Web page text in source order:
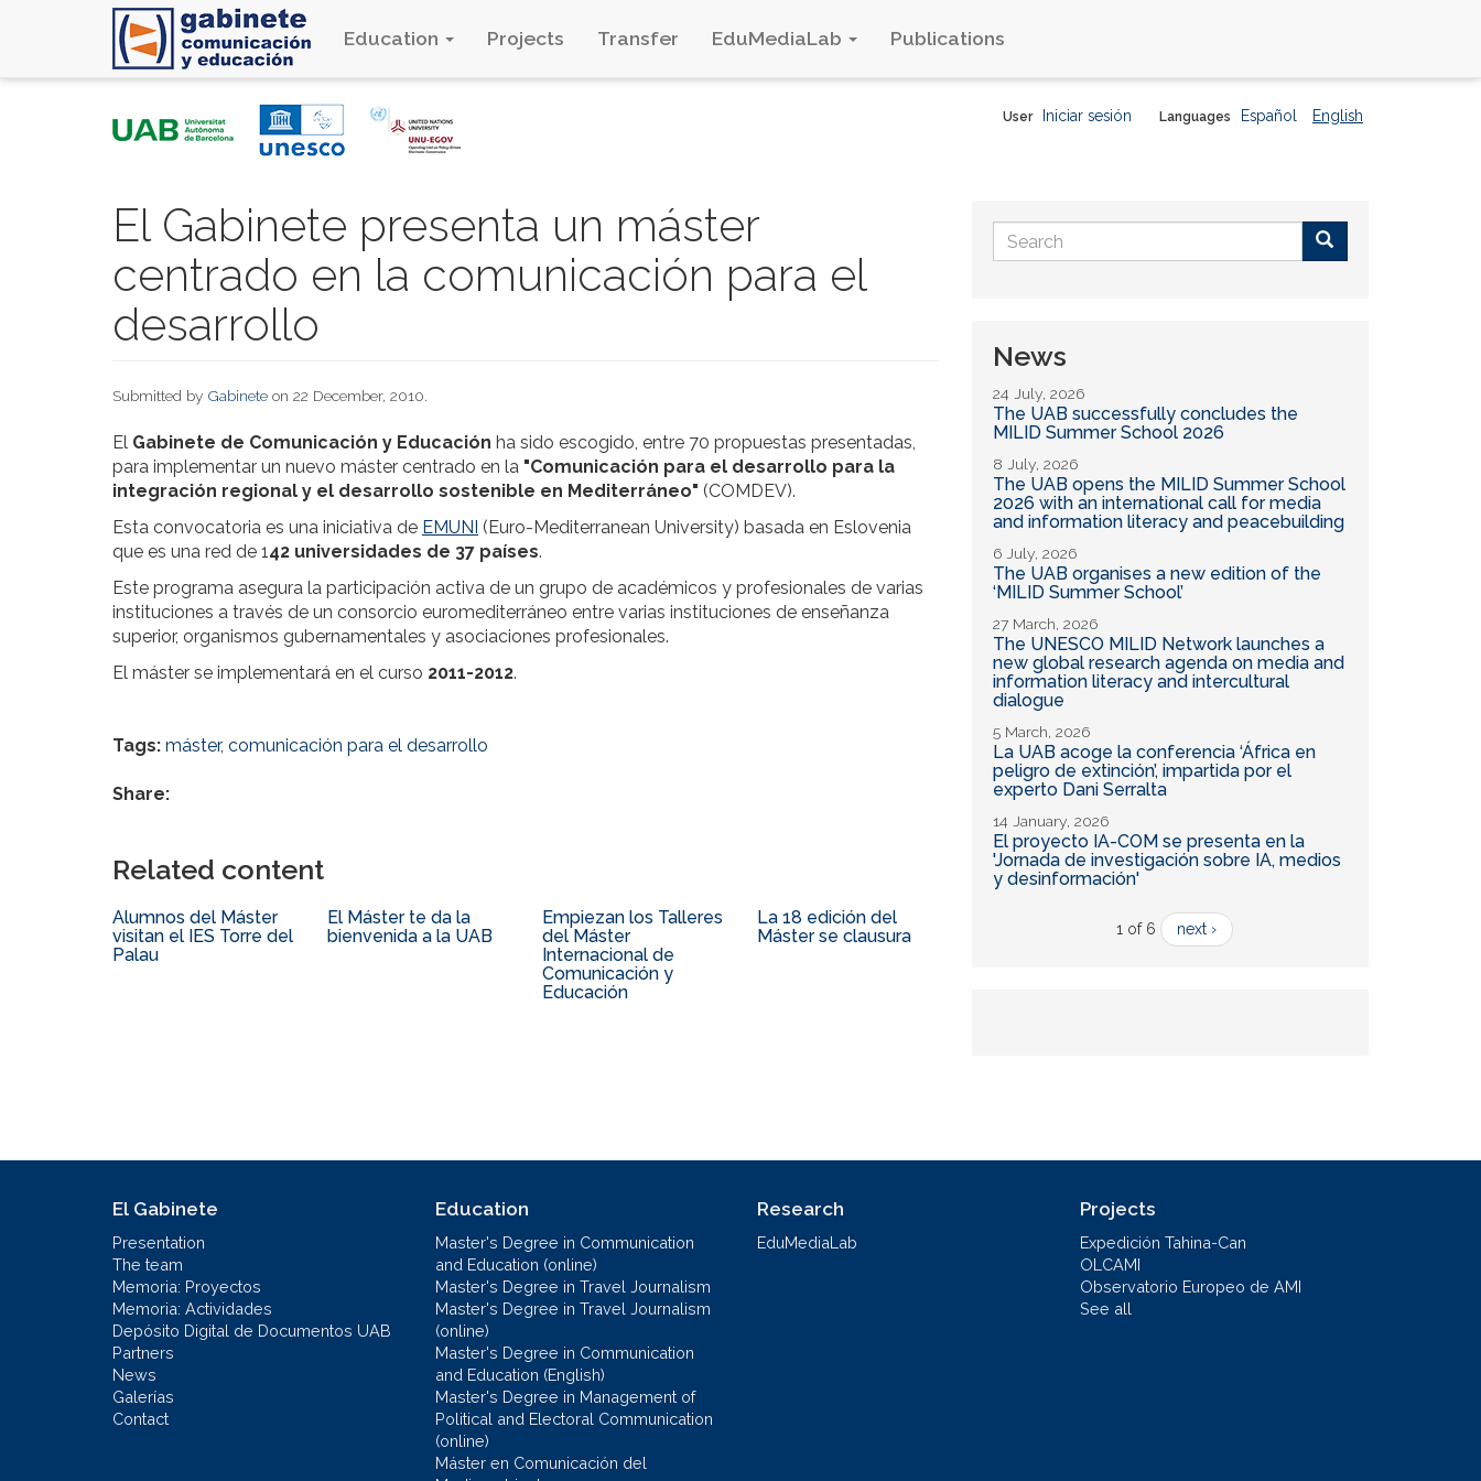
Education Projects Transfer EduMediaLab Publications
Languages Español English
User Iniciar sesión
El Gabinete presenta un máster
centrado en la comunicación para el
desarrollo
Submitted by Gabinete on 22 December, 2010.
El Gabinete de Comunicación y Educación ha sido escogido, entre 70 propuestas presentadas,
para implementar un nuevo máster centrado en la "Comunicación para el desarrollo para la
integración regional y el desarrollo sostenible en Mediterráneo" (COMDEV).
Esta convocatoria es una iniciativa de EMUNI (Euro-Mediterranean University) basada en Eslovenia
que es una red de 142 universidades de 37 países.
Este programa asegura la participación activa de un grupo de académicos y profesionales de varias
instituciones a través de un consorcio euromediterráneo entre varias instituciones de enseñanza
superior, organismos gubernamentales y asociaciones profesionales.
El máster se implementará en el curso 2011-2012.
Tags: máster, comunicación para el desarrollo
Share:
Related content
Alumnos del Máster
visitan el IES Torre del
Palau
El Máster te da la
bienvenida a la UAB
Empiezan los Talleres
del Máster
Internacional de
Comunicación y
Educación
La 18 edición del
Máster se clausura
Search
form
News
24 July, 2026
The UAB successfully concludes the
MILID Summer School 2026
8 July, 2026
The UAB opens the MILID Summer School
2026 with an international call for media
and information literacy and peacebuilding
6 July, 2026
The UAB organises a new edition of the
‘MILID Summer School’
27 March, 2026
The UNESCO MILID Network launches a
new global research agenda on media and
information literacy and intercultural
dialogue
5 March, 2026
La UAB acoge la conferencia ‘África en
peligro de extinción’, impartida por el
experto Dani Serralta
14 January, 2026
El proyecto IA-COM se presenta en la
'Jornada de investigación sobre IA, medios
y desinformación'
1 of 6 next ›
El Gabinete
Presentation
The team
Memoria: Proyectos
Memoria: Actividades
Depósito Digital de Documentos UAB
Partners
News
Galerías
Contact
Education
Master's Degree in Communication
and Education (online)
Master's Degree in Travel Journalism
Master's Degree in Travel Journalism
(online)
Master's Degree in Communication
and Education (English)
Master's Degree in Management of
Political and Electoral Communication
(online)
Máster en Comunicación del
Research
EduMediaLab
Projects
Expedición Tahina-Can
OLCAMI
Observatorio Europeo de AMI
See all